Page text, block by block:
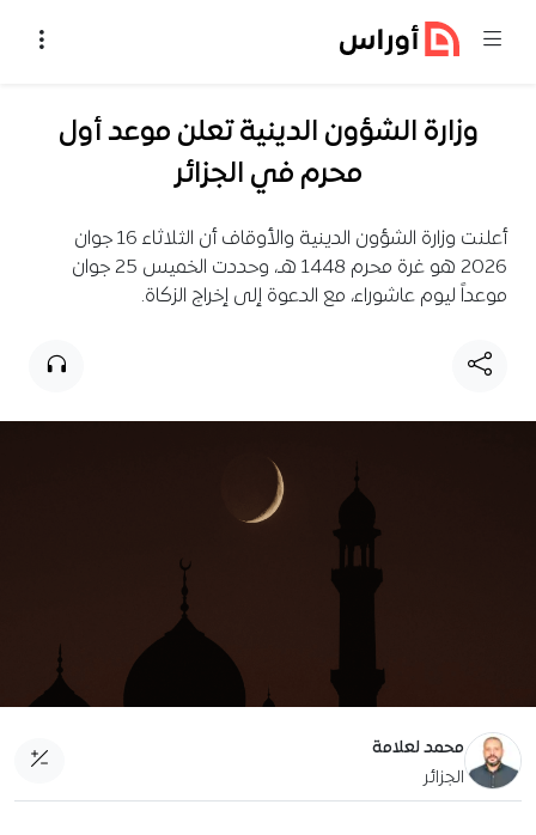
وزارة الشؤون الدينية تعلن موعد أول
محرم في الجزائر
أعلنت وزارة الشؤون الدينية والأوقاف أن الثلاثاء 16 جوان
2026 هو غرة محرم 1448 هـ، وحددت الخميس 25 جوان
موعداً ليوم عاشوراء، مع الدعوة إلى إخراج الزكاة.
محمد لعلامة
الجزائر